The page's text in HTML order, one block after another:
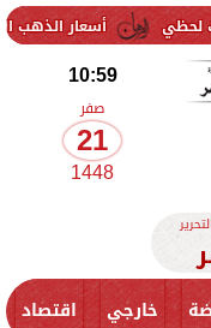
أسعار الذهب اليوم الخميس 6 أغسطس 2026 في مصر.. كم يبلغ عيار 21
10:59
صفر
21
1448
خارجي اقتصاد